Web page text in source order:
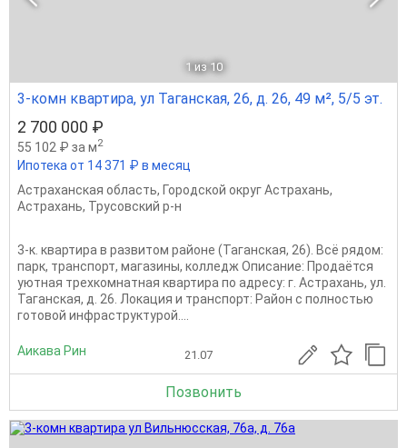
1 из 10
3-комн квартира, ул Таганская, 26, д. 26, 49 м², 5/5 эт.
2 700 000 ₽
55 102 ₽ за м2
Ипотека от 14 371 ₽ в месяц
Астраханская область, Городской округ Астрахань,
Астрахань, Трусовский р-н
3-к. квартира в развитом районе (Таганская, 26). Всё рядом:
парк, транспорт, магазины, колледж Описание: Продаётся
уютная трехкомнатная квартира по адресу: г. Астрахань, ул.
Таганская, д. 26. Локация и транспорт: Район с полностью
готовой инфраструктурой....
Аикава Рин 21.07
Позвонить